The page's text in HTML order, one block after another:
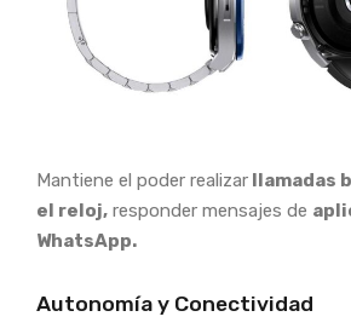
Mantiene el poder realizar llamadas
el reloj, responder mensajes de
WhatsApp.
Autonomía y Conectividad